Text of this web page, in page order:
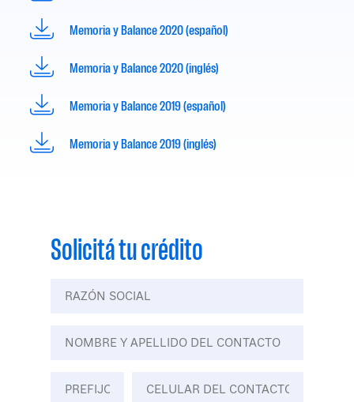
Memoria y Balance 2020 (español)
Memoria y Balance 2020 (inglés)
Memoria y Balance 2019 (español)
Memoria y Balance 2019 (inglés)
Solicitá tu crédito